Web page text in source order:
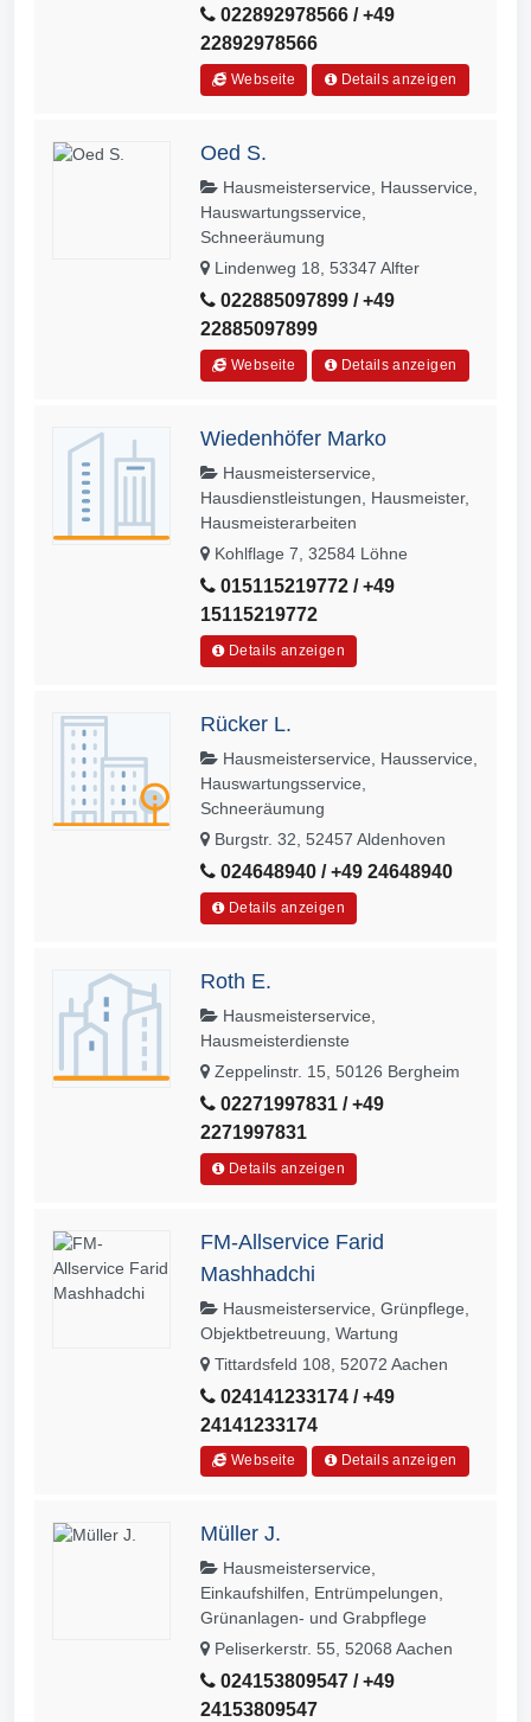
022892978566 / +49
22892978566
Webseite Details anzeigen
Oed S.
Hausmeisterservice, Hausservice,
Hauswartungsservice,
Schneeräumung
Lindenweg 18, 53347 Alfter
022885097899 / +49
22885097899
Webseite Details anzeigen
Wiedenhöfer Marko
Hausmeisterservice,
Hausdienstleistungen, Hausmeister,
Hausmeisterarbeiten
Kohlflage 7, 32584 Löhne
015115219772 / +49
15115219772
Details anzeigen
Rücker L.
Hausmeisterservice, Hausservice,
Hauswartungsservice,
Schneeräumung
Burgstr. 32, 52457 Aldenhoven
024648940 / +49 24648940
Details anzeigen
Roth E.
Hausmeisterservice,
Hausmeisterdienste
Zeppelinstr. 15, 50126 Bergheim
02271997831 / +49
2271997831
Details anzeigen
FM-Allservice Farid
Mashhadchi
Hausmeisterservice, Grünpflege,
Objektbetreuung, Wartung
Tittardsfeld 108, 52072 Aachen
024141233174 / +49
24141233174
Webseite Details anzeigen
Müller J.
Hausmeisterservice,
Einkaufshilfen, Entrümpelungen,
Grünanlagen- und Grabpflege
Peliserkerstr. 55, 52068 Aachen
024153809547 / +49
24153809547